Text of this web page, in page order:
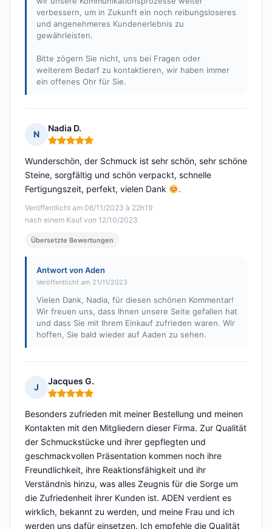
verbessern, um in Zukunft ein noch reibungsloseres
und angenehmeres Kundenerlebnis zu
gewährleisten.
Bitte zögern Sie nicht, uns bei Fragen oder
weiterem Bedarf zu kontaktieren, wir haben immer
ein offenes Ohr für Sie.
N
Nadia D.
Hinweis: 5 von 5
Veröffentlicht am 06/11/2023 à 22h19
nach einem Kauf von 12/10/2023
Wunderschön, der Schmuck ist sehr schön, sehr schöne
Steine, sorgfältig und schön verpackt, schnelle
Fertigungszeit, perfekt, vielen Dank
.
Übersetzte Bewertungen
Antwort von Aden
Veröffentlicht am 21/11/2023
Vielen Dank, Nadia, für diesen schönen Kommentar!
Wir freuen uns, dass Ihnen unsere Seite gefallen hat
und dass Sie mit Ihrem Einkauf zufrieden waren. Wir
hoffen, Sie bald wieder auf Aaden zu sehen.
J
Jacques G.
Hinweis: 5 von 5
Besonders zufrieden mit meiner Bestellung und meinen
Kontakten mit den Mitgliedern dieser Firma. Zur Qualität
der Schmuckstücke und ihrer gepflegten und
geschmackvollen Präsentation kommen noch ihre
Freundlichkeit, ihre Reaktionsfähigkeit und ihr
Verständnis hinzu, was alles Zeugnis für die Sorge um
die Zufriedenheit ihrer Kunden ist. ADEN verdient es
wirklich, bekannt zu werden, und meine Frau und ich
werden uns dafür einsetzen. Ich empfehle die Qualität